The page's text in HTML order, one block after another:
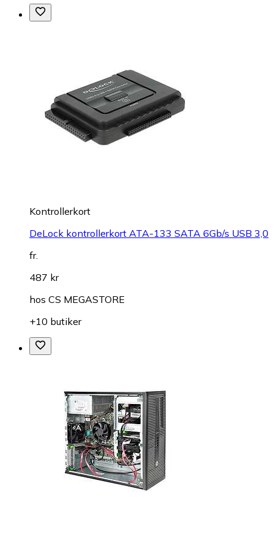
Kontrollerkort
DeLock kontrollerkort ATA-133 SATA 6Gb/s USB 3,0
fr.
487 kr
hos CS MEGASTORE
+10 butiker